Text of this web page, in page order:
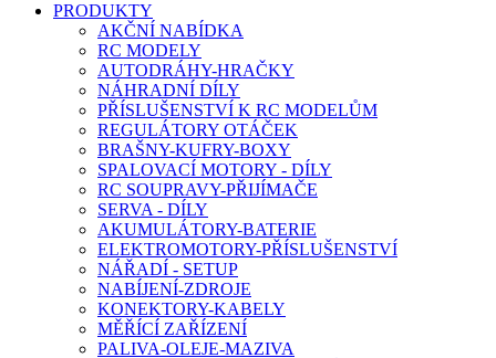
PRODUKTY
AKČNÍ NABÍDKA
RC MODELY
AUTODRÁHY-HRAČKY
NÁHRADNÍ DÍLY
PŘÍSLUŠENSTVÍ K RC MODELŮM
REGULÁTORY OTÁČEK
BRAŠNY-KUFRY-BOXY
SPALOVACÍ MOTORY - DÍLY
RC SOUPRAVY-PŘIJÍMAČE
SERVA - DÍLY
AKUMULÁTORY-BATERIE
ELEKTROMOTORY-PŘÍSLUŠENSTVÍ
NÁŘADÍ - SETUP
NABÍJENÍ-ZDROJE
KONEKTORY-KABELY
MĚŘÍCÍ ZAŘÍZENÍ
PALIVA-OLEJE-MAZIVA